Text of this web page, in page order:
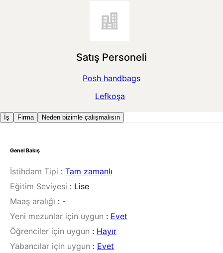
Satış Personeli
Posh handbags
Lefkoşa
İş Firma Neden bizimle çalışmalısın
Genel Bakış
İstihdam Tipi : Tam zamanlı
Eğitim Seviyesi : Lise
Maaş aralığı : -
Yeni mezunlar için uygun : Evet
Öğrenciler için uygun : Hayır
Yabancılar için uygun : Evet